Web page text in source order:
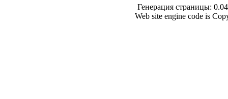
Генерация страницы:
Web site engine code is